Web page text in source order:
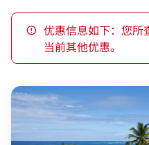
优惠信息如下：您所
当前其他优惠。